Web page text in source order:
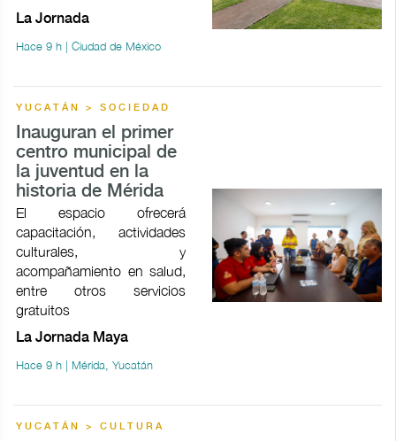
La Jornada
Hace 9 h | Ciudad de México
YUCATÁN > SOCIEDAD
Inauguran el primer
centro municipal de
la juventud en la
historia de Mérida
El espacio ofrecerá
capacitación, actividades
culturales, y
acompañamiento en salud,
entre otros servicios
gratuitos
La Jornada Maya
Hace 9 h | Mérida, Yucatán
YUCATÁN > CULTURA